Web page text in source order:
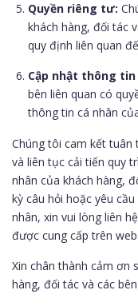
Quyền riêng tư:
khách hàng, đối tác
quy định liên quan
Cập nhật thông tin
bên liên quan có
thông tin cá nhân
Chúng tôi cam kết tuân
và liên tục cải tiến quy
nhân của khách hàng,
kỳ câu hỏi hoặc yêu
nhân, xin vui lòng liên
được cung cấp trên
Xin chân thành cảm ơn
hàng, đối tác và các